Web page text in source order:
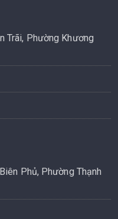
Trãi, Phường Khương
Phủ, Phường Thạnh